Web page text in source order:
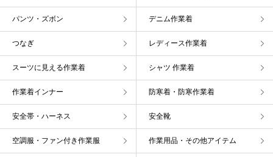
パンツ・ズボン デニム作業着
つなぎ レディース作業着
スーツに見える作業着 シャツ 作業着
作業着インナー 防寒着・防寒作業着
安全帯・ハーネス 安全靴
空調服・ファン付き作業服 作業用品・その他アイテム